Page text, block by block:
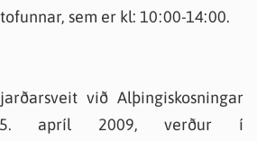
sem er kl: 10:00-14:00.
við Alþingiskosningar
25. apríl 2009, verður í